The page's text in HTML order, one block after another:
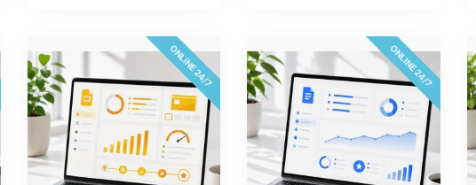
ONLINE 24/7 ONLINE 24/7